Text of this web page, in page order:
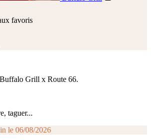
favoris
Grill x Route 66.
taguer...
le 06/08/2026